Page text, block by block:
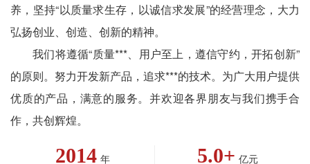
养，坚持“以质量求生存，以诚信求发展”的经营理念，大力
弘扬创业、创造、创新的精神。
我们将遵循“质量***、用户至上，遵信守约，开拓创新”
的原则。努力开发新产品，追求***的技术。为广大用户提供
优质的产品，满意的服务。并欢迎各界朋友与我们携手合
作，共创辉煌。
2014 年 5.0+ 亿元